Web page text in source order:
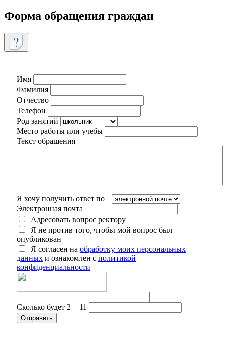
Форма обращения граждан
Имя
Фамилия
Отчество
Телефон
Род занятий
Место работы или учебы
Текст обращения
Я хочу получить ответ по
Электронная почта
Адресовать вопрос ректору
Я не против того, чтобы мой вопрос был
опубликован
Я согласен на обработку моих персональных
данных и ознакомлен с политикой
конфиденциальности
Сколько будет 2 + 11